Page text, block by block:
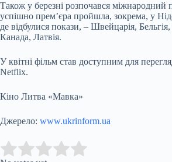
Також у березні розпочався
успішно прем’єра пройшла, зокрема, у
де відбулися покази, – Швейцарія,
Канада, Латвія.
У квітні фільм став доступним для
Netflix.
Кіно Литва «Мавка»
Джерело: www.ukrinform.ua
Rate this item: